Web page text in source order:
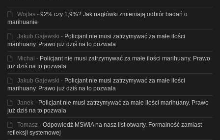
Wojtas - 92% czy 1,9%? Jak nagłówki zmieniają odbiór badań o
marihuanie
Jakub Gajewski - Policjant nie musi zatrzymywać za małe ilości
marihuany. Prawo już dziś na to pozwala
Michal - Policjant nie musi zatrzymywać za małe ilości marihuany. Prawo
już dziś na to pozwala
Jakub Gajewski - Policjant nie musi zatrzymywać za małe ilości
marihuany. Prawo już dziś na to pozwala
Janek - Policjant nie musi zatrzymywać za małe ilości marihuany. Prawo
już dziś na to pozwala
Tomasz - Odpowiedź MSWiA na nasz list otwarty. Formalność zamiast
refleksji systemowej